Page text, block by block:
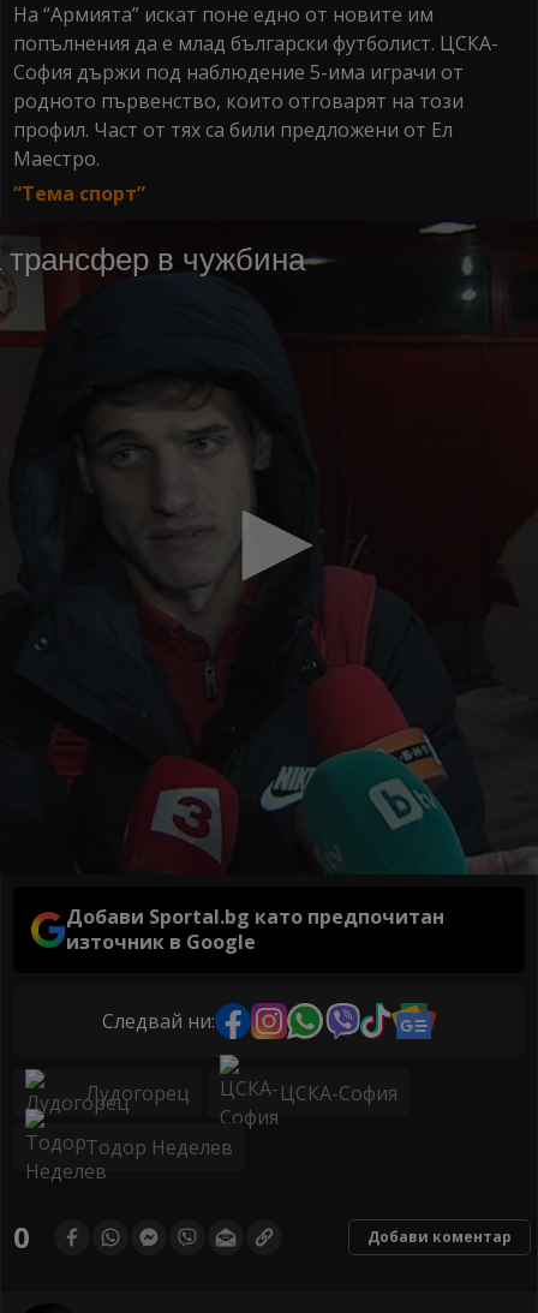
На “Армията” искат поне едно от новите им
попълнения да е млад български футболист. ЦСКА-
София държи под наблюдение 5-има играчи от
родното първенство, които отговарят на този
профил. Част от тях са били предложени от Ел
Маестро.
“Тема спорт”
Добави Sportal.bg като предпочитан
източник в Google
Следвай ни:
Лудогорец ЦСКА-София
Тодор Неделев
0 Добави коментар